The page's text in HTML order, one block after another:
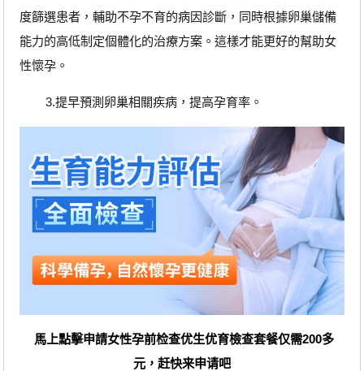
度篩選患者，輔助不孕不育的病因診斷，同時根據卵巢儲備
能力的高低制定個體化的治療方案。這樣才能更好的幫助女
性懷孕。
3.提早預測卵巢相關疾病，提高孕育率。
馬上點擊申請女性孕前检查优生优育檢查套餐仅需200多
元，赶快来申请吧